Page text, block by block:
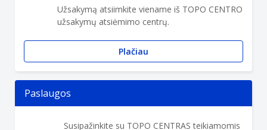
Užsakymą atsiimkite viename iš TOPO CENTRO
užsakymų atsiėmimo centrų.
Plačiau
Paslaugos
Susipažinkite su TOPO CENTRAS teikiamomis